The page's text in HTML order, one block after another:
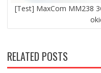
[Test] MaxCom MM238
RELATED POSTS